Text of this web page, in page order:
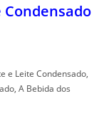
e Leite Condensado,
A Bebida dos